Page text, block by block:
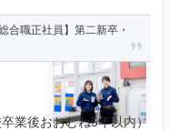
合職正社員】第二新卒・
業後おおむね5年以内）